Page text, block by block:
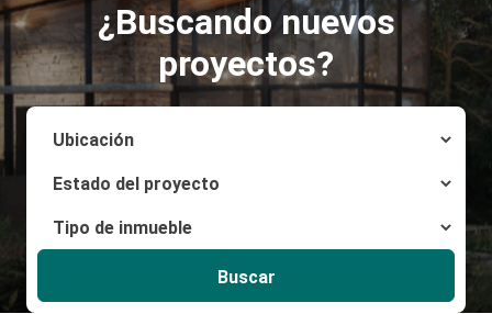
¿Buscando nuevos
proyectos?
Buscar